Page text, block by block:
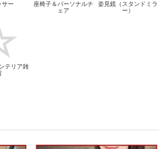
サー
座椅子＆パーソナルチ
ェア
姿見鏡（スタンドミラ
ー）
テリア雑